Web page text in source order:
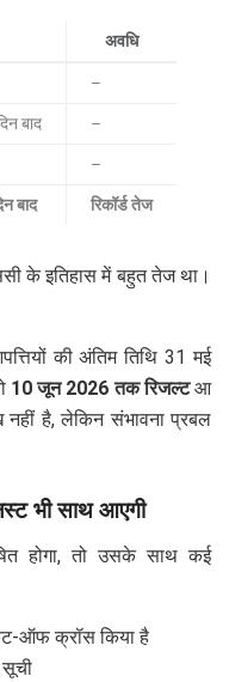
अवधि
–
बाद –
–
बाद रिकॉर्ड तेज
के इतिहास में बहुत तेज था।
की अंतिम तिथि 31 मई
10 जून 2026 तक रिजल्टआ
नहीं है, लेकिन संभावना प्रबल
भी साथ आएगी
होगा, तो उसके साथ कई
ऑफ क्रॉस किया है
सूची